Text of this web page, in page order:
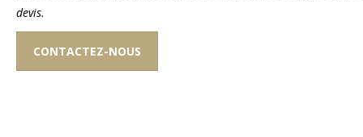
devis.
CONTACTEZ-NOUS